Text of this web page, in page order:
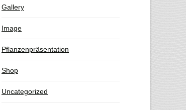
Gallery
Image
Pflanzenpräsentation
Shop
Uncategorized